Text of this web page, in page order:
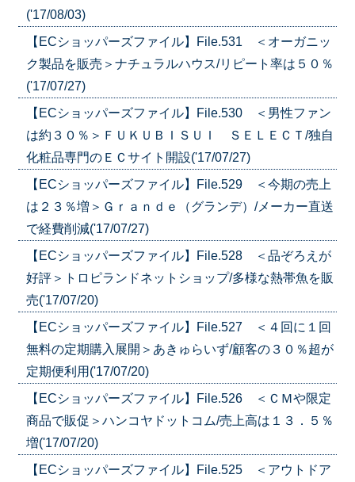
('17/08/03)
【ECショッパーズファイル】File.531 ＜オーガニッ
ク製品を販売＞ナチュラルハウス/リピート率は５０％
('17/07/27)
【ECショッパーズファイル】File.530 ＜男性ファン
は約３０％＞ＦＵＫＵＢＩＳＵＩ ＳＥＬＥＣＴ/独自
化粧品専門のＥＣサイト開設('17/07/27)
【ECショッパーズファイル】File.529 ＜今期の売上
は２３％増＞Ｇｒａｎｄｅ（グランデ）/メーカー直送
で経費削減('17/07/27)
【ECショッパーズファイル】File.528 ＜品ぞろえが
好評＞トロピランドネットショップ/多様な熱帯魚を販
売('17/07/20)
【ECショッパーズファイル】File.527 ＜４回に１回
無料の定期購入展開＞あきゅらいず/顧客の３０％超が
定期便利用('17/07/20)
【ECショッパーズファイル】File.526 ＜ＣＭや限定
商品で販促＞ハンコヤドットコム/売上高は１３．５％
増('17/07/20)
【ECショッパーズファイル】File.525 ＜アウトドア